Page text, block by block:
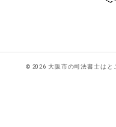
© 2026 大阪市の司法書士はと